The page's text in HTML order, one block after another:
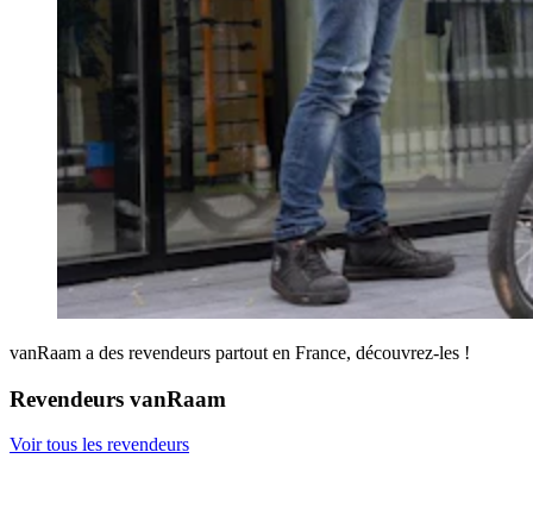
vanRaam a des revendeurs partout en France, découvrez-les !
Revendeurs vanRaam
Voir tous les revendeurs